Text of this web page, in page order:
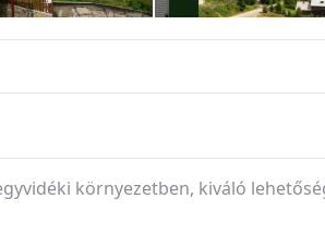
környezetben, kiváló